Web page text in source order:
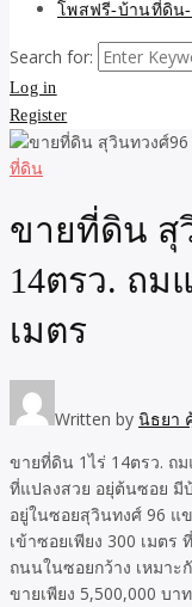
โพสฟรี-บ้านที่ดิน
Search for:
Log in
Register
ที่ดิน
ขายที่ดิน สุ
14ตรว. ถม
เมตร
Written by นิธยา
ขายที่ดิน 1ไร่ 14ตรว. ถ
ที่แปลงสวย อยุ่ต้นซอย มี
อยู่ในซอยสุวินทงศ์ 96 แ
เข้าซอยเพียง 300 เมตร
ถนนในซอยกว้าง เหมาะ
ขายเพียง 5,500,000 บ